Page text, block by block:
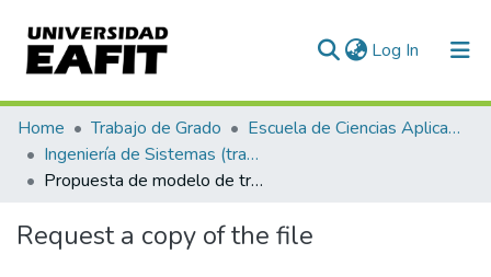
Log In (current)
Communities & Collections
All of DSpace
Home Trabajo de Grado
Escuela de Ciencias Aplicadas e Ingeniería
Ingeniería de Sistemas (trabajo de grado)
Propuesta de modelo de transformación digital para la Fundación Cultural Entrelíneas
Request a copy of the file